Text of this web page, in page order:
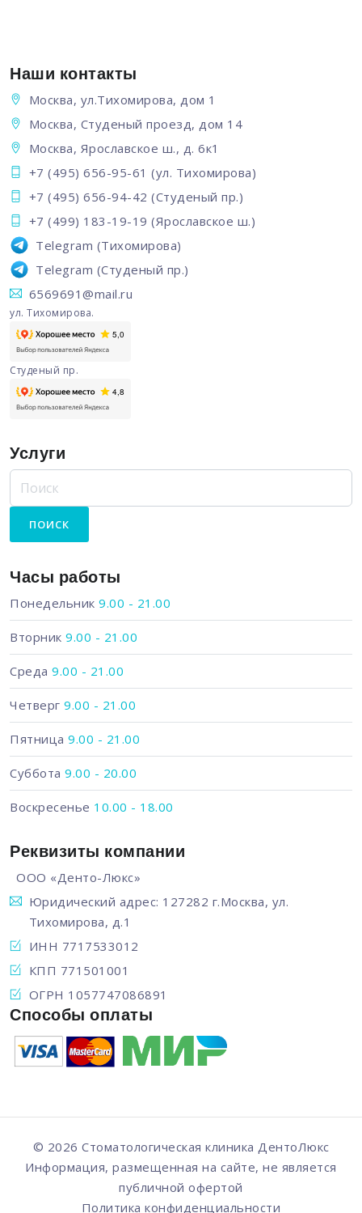
Наши контакты
Москва, ул.Тихомирова, дом 1
Москва, Студеный проезд, дом 14
Москва, Ярославское ш., д. 6к1
+7 (495) 656-95-61 (ул. Тихомирова)
+7 (495) 656-94-42 (Студеный пр.)
+7 (499) 183-19-19 (Ярославское ш.)
Telegram (Тихомирова)
Telegram (Студеный пр.)
6569691@mail.ru
ул. Тихомирова.
Студеный пр.
Услуги
Часы работы
Понедельник 9.00 - 21.00
Вторник 9.00 - 21.00
Среда 9.00 - 21.00
Четверг 9.00 - 21.00
Пятница 9.00 - 21.00
Суббота 9.00 - 20.00
Воскресенье 10.00 - 18.00
Реквизиты компании
ООО «Денто-Люкс»
Юридический адрес: 127282 г.Москва, ул.
Тихомирова, д.1
ИНН 7717533012
КПП 771501001
ОГРН 1057747086891
Способы оплаты
© 2026 Стоматологическая клиника ДентоЛюкс
Информация, размещенная на сайте, не является
публичной офертой
Политика конфиденциальности